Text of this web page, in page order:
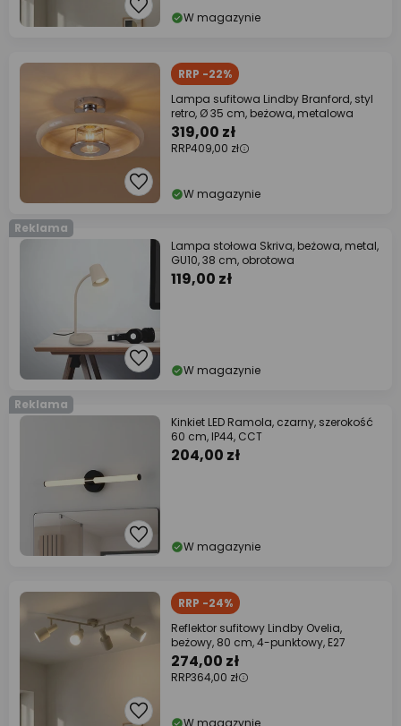
W magazynie
RRP -22%
Lampa sufitowa Lindby Branford, styl
retro, Ø 35 cm, beżowa, metalowa
319,00 zł
RRP409,00 zł
W magazynie
Reklama
Lampa stołowa Skriva, beżowa, metal,
GU10, 38 cm, obrotowa
119,00 zł
W magazynie
Reklama
Kinkiet LED Ramola, czarny, szerokość
60 cm, IP44, CCT
204,00 zł
W magazynie
RRP -24%
Reflektor sufitowy Lindby Ovelia,
beżowy, 80 cm, 4-punktowy, E27
274,00 zł
RRP364,00 zł
W magazynie